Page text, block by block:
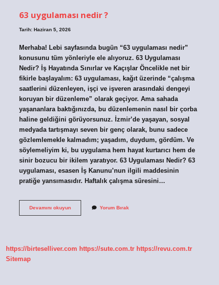
63 uygulaması nedir ?
Tarih: Haziran 5, 2026
Merhaba! Lebi sayfasında bugün “63 uygulaması nedir”
konusunu tüm yönleriyle ele alıyoruz. 63 Uygulaması
Nedir? İş Hayatında Sınırlar ve Kaçışlar Öncelikle net bir
fikirle başlayalım: 63 uygulaması, kağıt üzerinde “çalışma
saatlerini düzenleyen, işçi ve işveren arasındaki dengeyi
koruyan bir düzenleme” olarak geçiyor. Ama sahada
yaşananlara baktığınızda, bu düzenlemenin nasıl bir çorba
haline geldiğini görüyorsunuz. İzmir’de yaşayan, sosyal
medyada tartışmayı seven bir genç olarak, bunu sadece
gözlemlemekle kalmadım; yaşadım, duydum, gördüm. Ve
söylemeliyim ki, bu uygulama hem hayat kurtarıcı hem de
sinir bozucu bir ikilem yaratıyor. 63 Uygulaması Nedir? 63
uygulaması, esasen İş Kanunu’nun ilgili maddesinin
pratiğe yansımasıdır. Haftalık çalışma süresini…
Devamını okuyun63
Yorum Bırak
https://birteselliver.com https://sute.com.tr https://revu.com.tr
Sitemap